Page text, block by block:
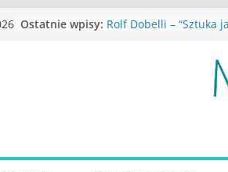
Ostatnie wpisy: Rolf Dobelli – “Sztuka
Konstancina. Sekrety
Katarzyna
władzy, chciwości i